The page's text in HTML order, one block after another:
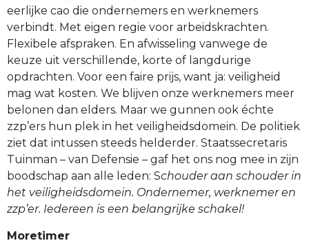
eerlijke cao die ondernemers en werknemers
verbindt. Met eigen regie voor arbeidskrachten.
Flexibele afspraken. En afwisseling vanwege de
keuze uit verschillende, korte of langdurige
opdrachten. Voor een faire prijs, want ja: veiligheid
mag wat kosten. We blijven onze werknemers meer
belonen dan elders. Maar we gunnen ook échte
zzp’ers hun plek in het veiligheidsdomein. De politiek
ziet dat intussen steeds helderder. Staatssecretaris
Tuinman – van Defensie – gaf het ons nog mee in zijn
boodschap aan alle leden: Schouder aan schouder in
het veiligheidsdomein. Ondernemer, werknemer en
zzp’er. Iedereen is een belangrijke schakel!
Moretimer